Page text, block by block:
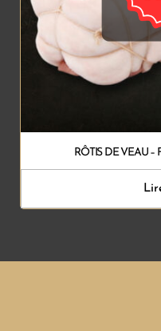
RÔTIS DE VEAU –